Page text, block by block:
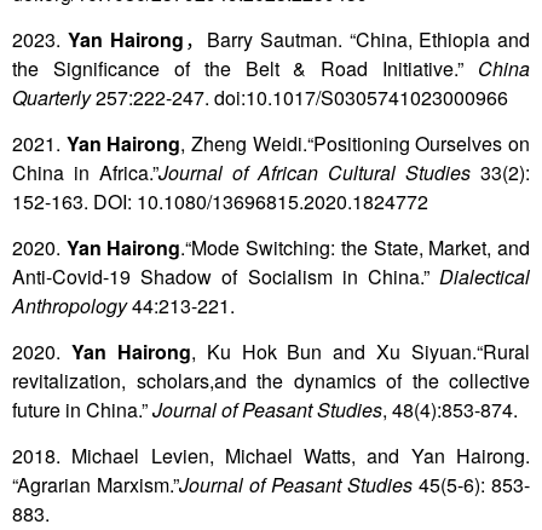
2023. Yan Hairong，Barry Sautman. “China, Ethiopia and
the Significance of the Belt & Road Initiative.” China
Quarterly257:222-247. doi:10.1017/S0305741023000966
2021. Yan Hairong, Zheng Weidi.“Positioning Ourselves on
China in Africa.”Journal of African Cultural Studies 33(2):
152-163. DOI: 10.1080/13696815.2020.1824772
2020. Yan Hairong.“Mode Switching: the State, Market, and
Anti-Covid-19 Shadow of Socialism in China.”Dialectical
Anthropology44:213-221.
2020. Yan Hairong, Ku Hok Bun and Xu Siyuan.“Rural
revitalization, scholars,and the dynamics of the collective
future in China.”Journal of Peasant Studies, 48(4):853-874.
2018. Michael Levien, Michael Watts, and Yan Hairong.
“Agrarian Marxism.”Journal of Peasant Studies 45(5-6): 853-
883.